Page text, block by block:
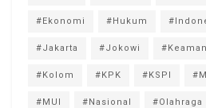
#Ekonomi #Hukum
#Jakarta #Jokowi
#Kolom #KPK #KSPI
#MUI #Nasional #Olahraga